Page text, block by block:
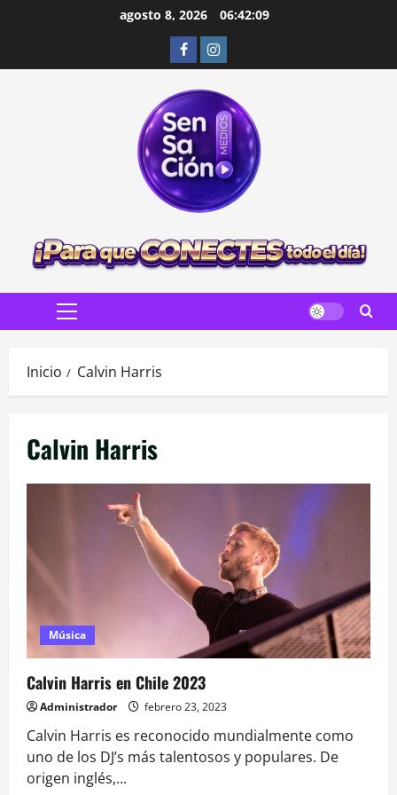
agosto 8, 2026 06:42:10
FacebookInstagram
Menú
Inicio Calvin Harris
Calvin Harris
Música
Calvin Harris en Chile 2023
Administrador febrero 23, 2023
Calvin Harris es reconocido mundialmente como
uno de los DJ’s más talentosos y populares. De
origen inglés,...